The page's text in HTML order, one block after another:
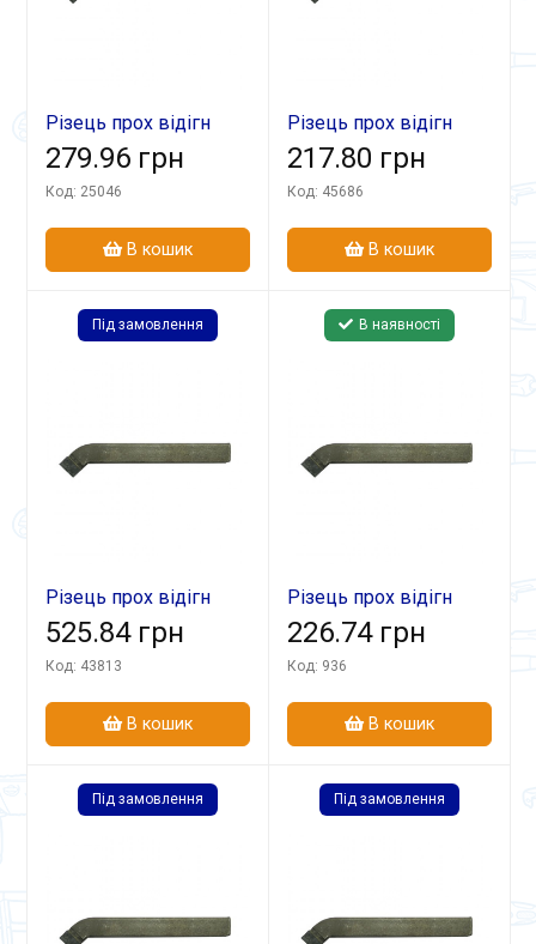
Різець прох відігн
32х20х170 Т5К10 В
279.96 грн
Код: 25046
В кошик
Різець прох відігн
20х16х120 ВК8
217.80 грн
Код: 45686
В кошик
Під замовлення
Різець прох відігн
40х25х200 Т15К6 лів
525.84 грн
Код: 43813
В кошик
В наявності
Різець прох відігн
25х16х140 Т5К10
226.74 грн
Код: 936
В кошик
Під замовлення Під замовлення